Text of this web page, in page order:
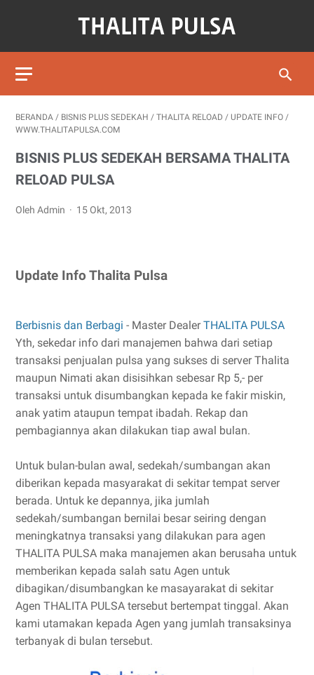
BERANDA / BISNIS PLUS SEDEKAH / THALITA RELOAD / UPDATE INFO /
WWW.THALITAPULSA.COM
BISNIS PLUS SEDEKAH BERSAMA THALITA
RELOAD PULSA
Oleh Admin 15 Okt, 2013
Update Info Thalita Pulsa
Berbisnis dan Berbagi - Master DealerTHALITA PULSA
Yth, sekedar info dari manajemen bahwa dari setiap
transaksi penjualan pulsa yang sukses di server Thalita
maupun Nimati akan disisihkan sebesar Rp 5,- per
transaksi untuk disumbangkan kepada ke fakir miskin,
anak yatim ataupun tempat ibadah. Rekap dan
pembagiannya akan dilakukan tiap awal bulan.
Untuk bulan-bulan awal, sedekah/sumbangan akan
diberikan kepada masyarakat di sekitar tempat server
berada. Untuk ke depannya, jika jumlah
sedekah/sumbangan bernilai besar seiring dengan
meningkatnya transaksi yang dilakukan para agen
THALITA PULSA maka manajemen akan berusaha untuk
memberikan kepada salah satu Agen untuk
dibagikan/disumbangkan ke masayarakat di sekitar
Agen THALITA PULSA tersebut bertempat tinggal. Akan
kami utamakan kepada Agen yang jumlah transaksinya
terbanyak di bulan tersebut.